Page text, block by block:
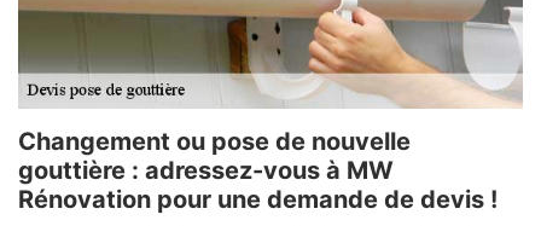
Changement ou pose de nouvelle
gouttière : adressez-vous à MW
Rénovation pour une demande de devis !